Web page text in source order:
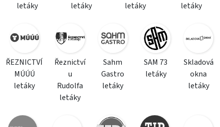
letáky
letáky
letáky
letáky
ŘEZNICTVÍ
MÚÚÚ
letáky
Řeznictví
u
Rudolfa
letáky
Sahm
Gastro
letáky
SAM 73
letáky
Skladová
okna
letáky